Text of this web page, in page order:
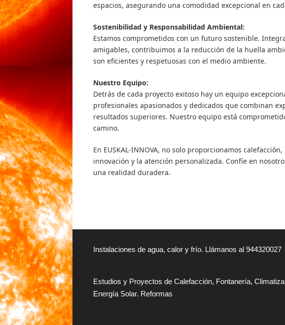
espacios, asegurando una comodidad excepcional en
Sostenibilidad y Responsabilidad Ambiental:
Estamos comprometidos con un futuro sostenible.
amigables, contribuimos a la reducción de la huella
son eficientes y respetuosas con el medio ambiente.
Nuestro Equipo:
Detrás de cada proyecto exitoso hay un equipo
profesionales apasionados y dedicados que combinan
resultados superiores. Nuestro equipo está
camino.
En EUSKAL-INNOVA, no solo proporcionamos
innovación y la atención personalizada. Confíe en
una realidad duradera.
Instalaciones de agua, calor y frío. Llámanos al 944320027
Estudios y Proyectos de Calefacción, Fontanería,
Energía Solar. Reformas